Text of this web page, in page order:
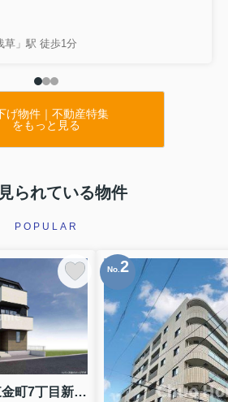
草」駅 徒歩1分
げ物件｜不動産特集
をもっと見る
られている物件
POPULAR
葛飾区東金町7丁目新築分譲住宅
No.2